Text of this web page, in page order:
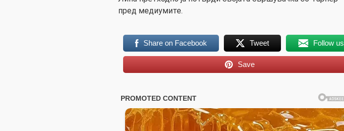
пред медиумите.
Share on Facebook Tweet Follow us
Save